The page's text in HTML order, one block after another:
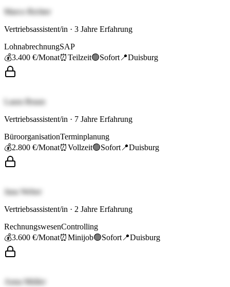
Marco Richter
Vertriebsassistent/in · 3 Jahre Erfahrung
LohnabrechnungSAP
💰3.400 €/Monat⏰Teilzeit🟢Sofort 📍Duisburg
Laura Braun
Vertriebsassistent/in · 7 Jahre Erfahrung
BüroorganisationTerminplanung
💰2.800 €/Monat⏰Vollzeit🟢Sofort 📍Duisburg
Jana Weber
Vertriebsassistent/in · 2 Jahre Erfahrung
RechnungswesenControlling
💰3.600 €/Monat⏰Minijob🟢Sofort 📍Duisburg
Anna Müller